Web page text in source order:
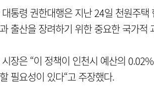
통령 권한대행은 지난 24일 천원주
출산을 장려하기 위한 중요한 국가적
장은 “이 정책이 인천시 예산의
필요성이 있다“고 주장했다.